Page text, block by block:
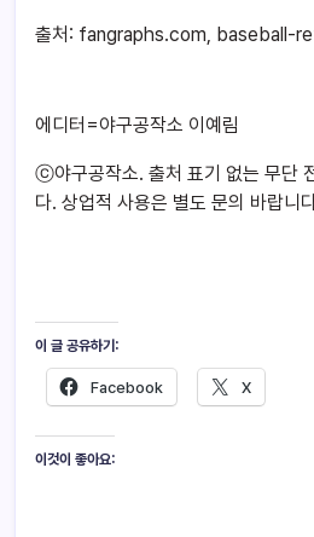
출처: fangraphs.com, baseball-
에디터=야구공작소 이예림
ⓒ야구공작소. 출처 표기 없는 무단
다. 상업적 사용은 별도 문의 바랍니
이 글 공유하기:
Facebook X
이것이 좋아요: